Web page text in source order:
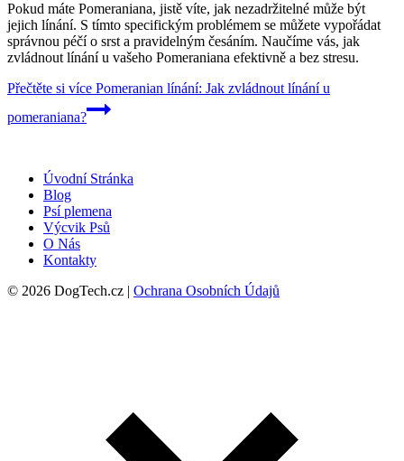
Pokud máte Pomeraniana, jistě víte, jak nezadržitelné může být
jejich línání. S tímto specifickým problémem se můžete vypořádat
správnou péčí o srst a pravidelným česáním. Naučíme vás, jak
zvládnout línání u vašeho Pomeraniana efektivně a bez stresu.
Přečtěte si více Pomeranian línání: Jak zvládnout línání u
pomeraniana?
Úvodní Stránka
Blog
Psí plemena
Výcvik Psů
O Nás
Kontakty
© 2026 DogTech.cz | Ochrana Osobních Údajů